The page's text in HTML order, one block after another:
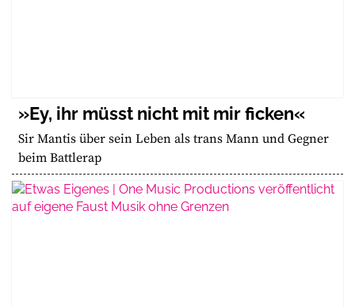
»Ey, ihr müsst nicht mit mir ficken«
Sir Mantis über sein Leben als trans Mann und Gegner
beim Battlerap